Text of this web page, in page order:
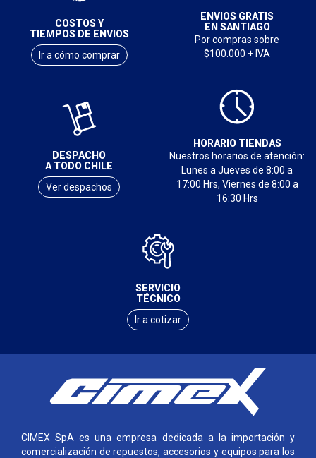
COSTOS Y
TIEMPOS DE ENVIOS
Ir a cómo comprar
ENVIOS GRATIS
EN SANTIAGO
Por compras sobre
$100.000 + IVA
DESPACHO
A TODO CHILE
Ver despachos
HORARIO TIENDAS
Nuestros horarios de atención:
Lunes a Jueves de 8:00 a
17:00 Hrs, Viernes de 8:00 a
16:30 Hrs
SERVICIO
TÉCNICO
Ir a cotizar
CIMEX SpA es una empresa dedicada a la importación y
comercialización de repuestos, accesorios y equipos para los